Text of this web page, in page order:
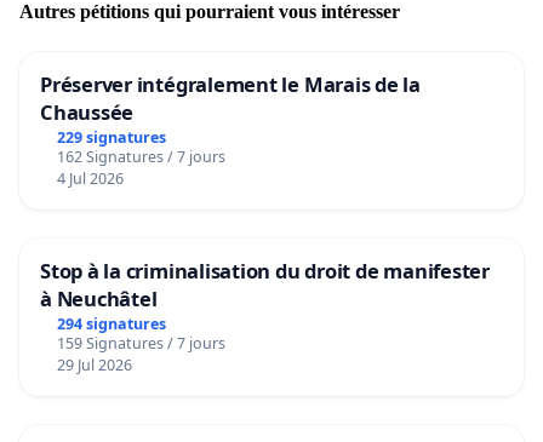
Autres pétitions qui pourraient vous intéresser
Préserver intégralement le Marais de la
Chaussée
229 signatures
162 Signatures / 7 jours
4 Jul 2026
Stop à la criminalisation du droit de manifester
à Neuchâtel
294 signatures
159 Signatures / 7 jours
29 Jul 2026